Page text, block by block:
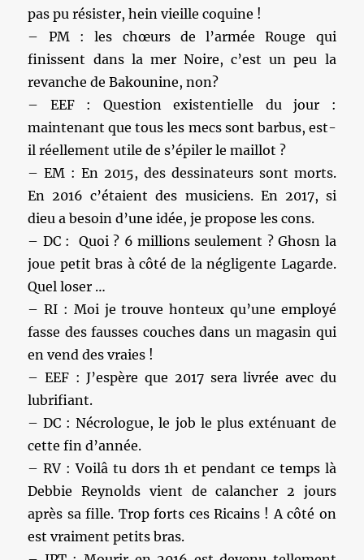
pas pu résister, hein vieille coquine !
– PM : les chœurs de l’armée Rouge qui
finissent dans la mer Noire, c’est un peu la
revanche de Bakounine, non?
– EEF : Question existentielle du jour :
maintenant que tous les mecs sont barbus, est-
il réellement utile de s’épiler le maillot ?
– EM : En 2015, des dessinateurs sont morts.
En 2016 c’étaient des musiciens. En 2017, si
dieu a besoin d’une idée, je propose les cons.
– DC : Quoi ? 6 millions seulement ? Ghosn la
joue petit bras à côté de la négligente Lagarde.
Quel loser …
– RI : Moi je trouve honteux qu’une employé
fasse des fausses couches dans un magasin qui
en vend des vraies !
– EEF : J’espère que 2017 sera livrée avec du
lubrifiant.
– DC : Nécrologue, le job le plus exténuant de
cette fin d’année.
– RV : Voilâ tu dors 1h et pendant ce temps là
Debbie Reynolds vient de calancher 2 jours
après sa fille. Trop forts ces Ricains ! A côté on
est vraiment petits bras.